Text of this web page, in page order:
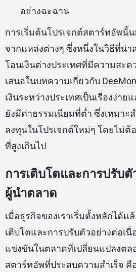
อย่างฉะฉาน
การเริ่มต้นโปรเจกต์สตาร์ทอัพนั้
จากแหล่งต่างๆ ซึ่งหนึ่งในวิธีที่น่า
โอนเงินต่างประเทศที่มีความสะด
เสนอในบทความเกี่ยวกับ
เงินระหว่างประเทศเป็นเรื่องง่า
ยังมีค่าธรรมเนียมที่ต่ำ ซึ่งเหมาะ
ลงทุนในโปรเจกต์ใหม่ๆ โดยไม่ต้
ที่สูงเกินไป
การเติบโตและการปรับ
ผู้นำตลาด
เมื่อธุรกิจของเราเริ่มตั้งหลักได้
เติบโตและการปรับตัวอย่างต่อเนื่
แข่งขันในตลาดที่เปลี่ยนแปลงตล
สตาร์ทอัพที่ประสบความสำเร็จ